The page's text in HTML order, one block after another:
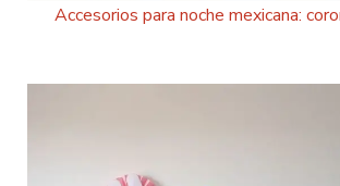
Accesorios para noche mexicana: